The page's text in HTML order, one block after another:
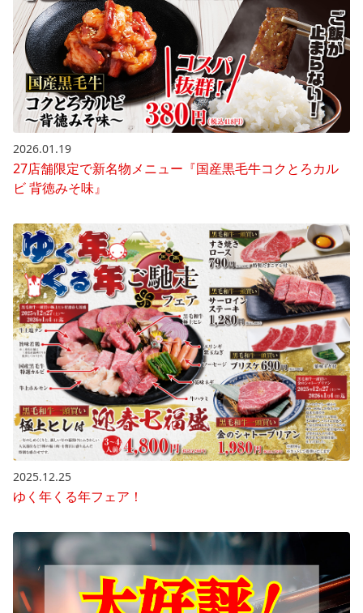
2026.01.19
27店舗限定で新名物メニュー『国産黒毛牛コクとろカル
ビ 背徳みそ味』
2025.12.25
ゆく年くる年フェア！